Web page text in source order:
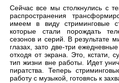
Сейчас все мы столкнулись с
распространения
имеем в виду стриминговые
которые стали порождать
сезонов и серий. В результате
глазах, зато две-три
отходя от экрана. Это, кстати,
тип жизни вне работы. Идет
пиратства. Теперь
работу с музыкой, готовясь к